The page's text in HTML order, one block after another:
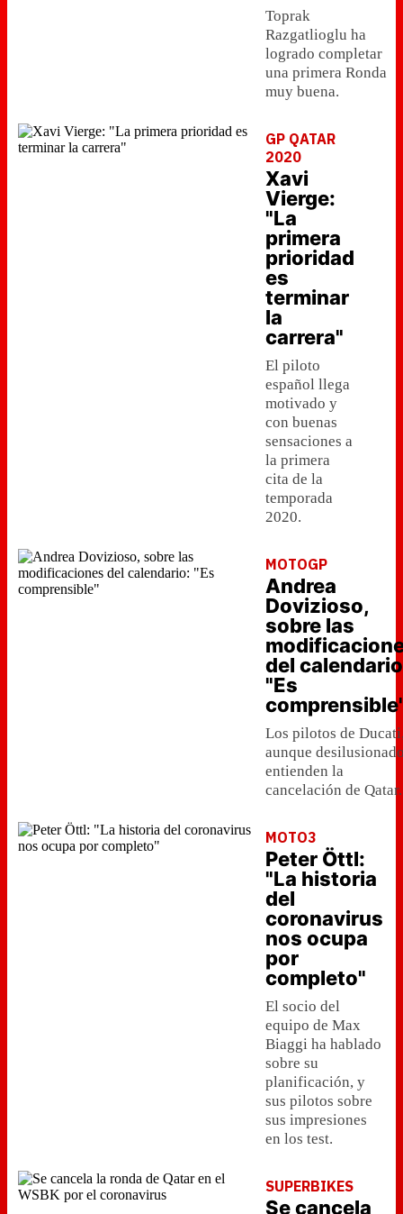
Toprak
Razgatlioglu ha
logrado completar
una primera Ronda
muy buena.
GP QATAR
2020
Xavi
Vierge:
"La
primera
prioridad
es
terminar
la
carrera"
El piloto
español llega
motivado y
con buenas
sensaciones a
la primera
cita de la
temporada
2020.
MOTOGP
Andrea
Dovizioso,
sobre las
del
"Es
Los pilotos de
aunque
entienden la
cancelación de Qatar.
MOTO3
Peter Öttl:
"La historia
del
coronavirus
nos ocupa
por
completo"
El socio del
equipo de Max
Biaggi ha hablado
sobre su
planificación, y
sus pilotos sobre
sus impresiones
en los test.
SUPERBIKES
Se cancela